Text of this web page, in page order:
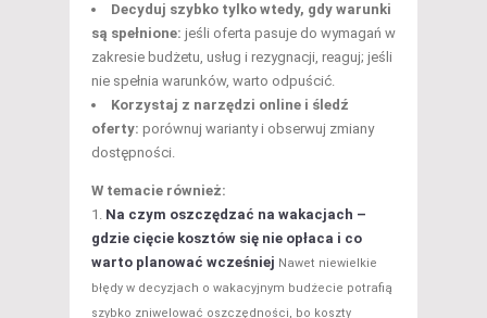
Decyduj szybko tylko wtedy, gdy warunki
są spełnione: jeśli oferta pasuje do wymagań w
zakresie budżetu, usług i rezygnacji, reaguj; jeśli
nie spełnia warunków, warto odpuścić.
Korzystaj z narzędzi online i śledź
oferty: porównuj warianty i obserwuj zmiany
dostępności.
W temacie również:
Na czym oszczędzać na wakacjach –
gdzie cięcie kosztów się nie opłaca i co
warto planować wcześniej Nawet niewielkie
błędy w decyzjach o wakacyjnym budżecie potrafią
szybko zniwelować oszczędności, bo koszty